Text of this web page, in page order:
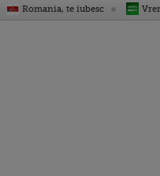
Romania, te iubesc